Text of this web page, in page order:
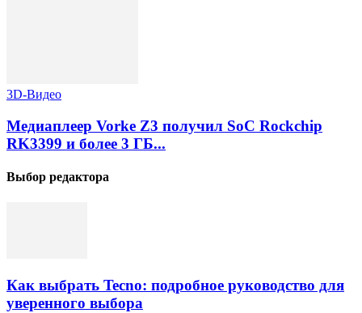
3D-Видео
Медиаплеер Vorke Z3 получил SoC Rockchip
RK3399 и более 3 ГБ...
Выбор редактора
Как выбрать Tecno: подробное руководство для
уверенного выбора